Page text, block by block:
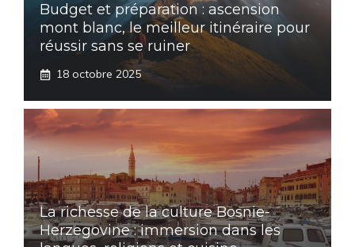
Budget et préparation : ascension
mont blanc, le meilleur itinéraire pour
réussir sans se ruiner
18 octobre 2025
La richesse de la culture Bosnie-
Herzegovine : immersion dans les